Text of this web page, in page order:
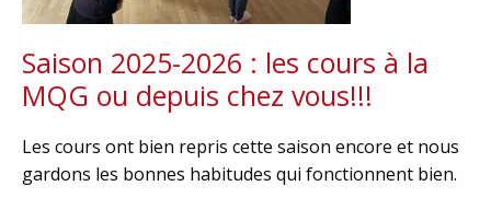
Saison 2025-2026 : les cours à la
MQG ou depuis chez vous!!!
Les cours ont bien repris cette saison encore et nous
gardons les bonnes habitudes qui fonctionnent bien.